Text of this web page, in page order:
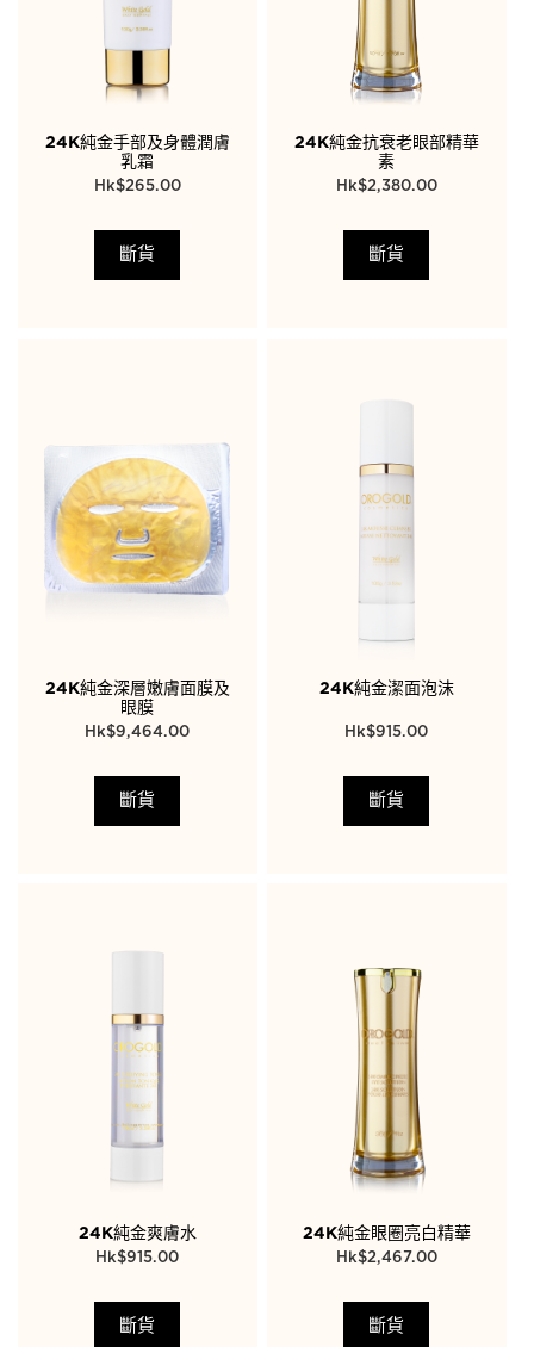
24K純金手部及身體潤膚
乳霜
$265.00
斷貨
24K純金抗衰老眼部精華
素
$2,380.00
斷貨
24K純金深層嫩膚面膜及
眼膜
$9,464.00
斷貨
24K純金潔面泡沫
$915.00
斷貨
24K純金爽膚水
$915.00
斷貨
24K純金眼圈亮白精華
$2,467.00
斷貨